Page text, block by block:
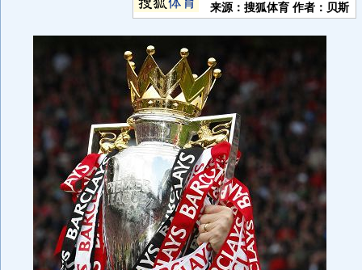
来源： 搜狐体育 作者：贝斯